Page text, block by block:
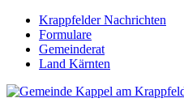
Krappfelder Nachrichten
Formulare
Gemeinderat
Land Kärnten